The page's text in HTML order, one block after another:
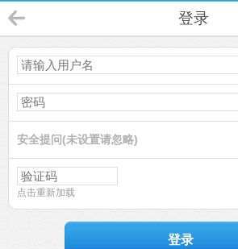
登录
安全提问(未设置请忽略)
点击重新加载
登录